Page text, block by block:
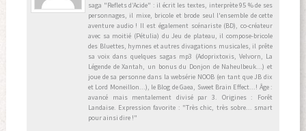
saga "Reflets d’Acide" : il écrit les textes, interprète 95 % de ses
personnages, il mixe, bricole et brode seul l'ensemble de cette
aventure audio ! Il est également scénariste (BD), co-créateur
avec sa moitié (Pétulia) du Jeu de plateau, il compose-bricole
des Bluettes, hymnes et autres divagations musicales, il prête
sa voix dans quelques sagas mp3 (Adoprixtoxis, Velvorn, La
Légende de Xantah, un bonus du Donjon de Naheulbeuk...) et
joue de sa personne dans la websérie NOOB (en tant que JB dix
et Lord Moneillon...), le Blog de Gaea, Sweet Brain Effect...! Âge :
avancé mais mentalement divisé par 3. Origines : Forêt
Landaise. Expression favorite : "Très chic, très sobre... smart
pour ainsi dire !"